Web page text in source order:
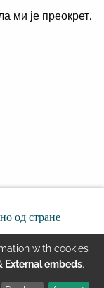
ми је преокрет.
од стране
with cookies
External embeds.